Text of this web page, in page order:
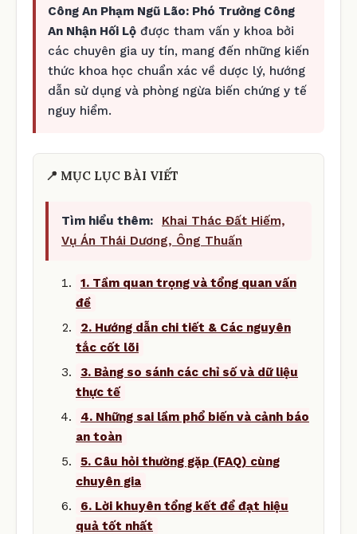
Công An Phạm Ngũ Lão: Phó Trưởng Công
An Nhận Hối Lộ được tham vấn y khoa bởi
các chuyên gia uy tín, mang đến những kiến
thức khoa học chuẩn xác về dược lý, hướng
dẫn sử dụng và phòng ngừa biến chứng y tế
nguy hiểm.
📍 MỤC LỤC BÀI VIẾT
Tìm hiểu thêm:
Khai Thác Đất Hiếm,
Vụ Án Thái Dương, Ông Thuấn
1. Tầm quan trọng và tổng quan vấn
đề
2. Hướng dẫn chi tiết & Các nguyên
tắc cốt lõi
3. Bảng so sánh các chỉ số và dữ liệu
thực tế
4. Những sai lầm phổ biến và cảnh báo
an toàn
5. Câu hỏi thường gặp (FAQ) cùng
chuyên gia
6. Lời khuyên tổng kết để đạt hiệu
quả tốt nhất